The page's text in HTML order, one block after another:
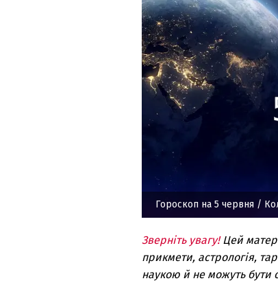
Гороскоп на 5 червня /
Зверніть увагу!Цей
прикмети, астрологія,
наукою й не можуть бути